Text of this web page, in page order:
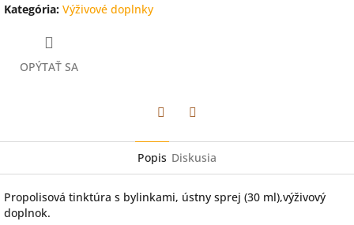
Kategória: Výživové doplnky
OPÝTAŤ SA
Popis Diskusia
Propolisová tinktúra s bylinkami, ústny sprej (30 ml),výživový
doplnok.